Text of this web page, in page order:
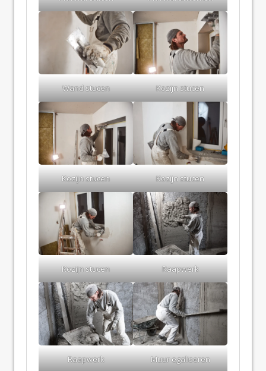
Wand stucen Kozijn stucen
Kozijn stucen Kozijn stucen
Kozijn stucen Raapwerk
Raapwerk Muur egaliseren